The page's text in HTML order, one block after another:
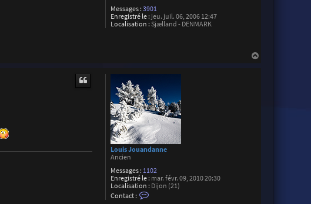
J
o
u
e
Messages : 3901
Enregistré le : jeu. juil. 06, 2006 12:47
Localisation : Sjælland - DENMARK
Louis Jouandanne
Ancien
Messages : 1102
Enregistré le : mar. févr. 09, 2010 20:30
Localisation : Dijon (21)
Contact :